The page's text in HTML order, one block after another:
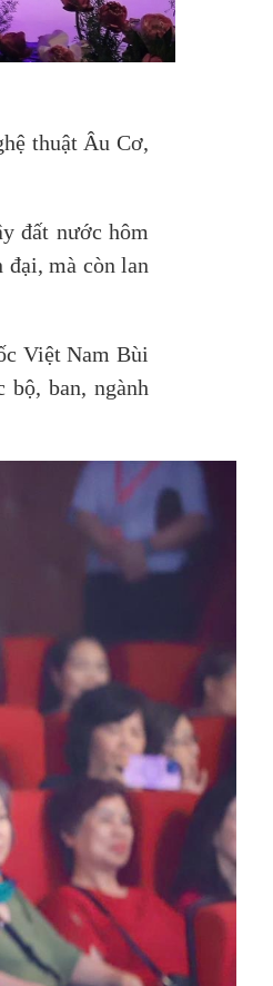
thuật Âu Cơ,
đất nước hôm
đại, mà còn lan
Việt Nam Bùi
ban, ngành